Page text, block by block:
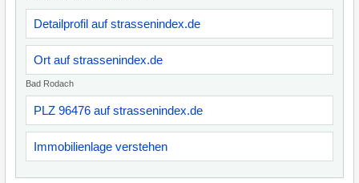
Detailprofil auf strassenindex.de
Ort auf strassenindex.de
Bad Rodach
PLZ 96476 auf strassenindex.de
Immobilienlage verstehen